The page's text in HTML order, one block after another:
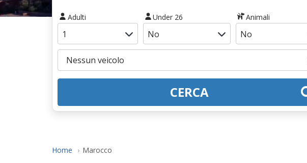
Adulti Under 26 Animali
CERCA
Home Marocco